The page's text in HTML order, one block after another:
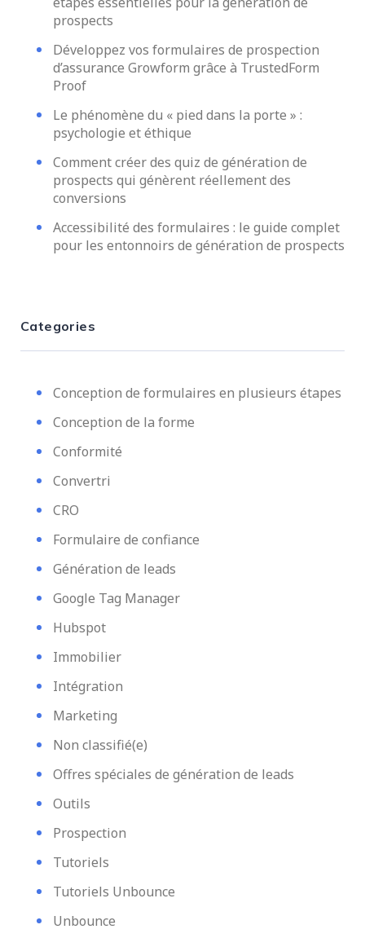
prospects
Développez vos formulaires de prospection
d’assurance Growform grâce à TrustedForm
Proof
Le phénomène du « pied dans la porte » :
psychologie et éthique
Comment créer des quiz de génération de
prospects qui génèrent réellement des
conversions
Accessibilité des formulaires : le guide complet
pour les entonnoirs de génération de prospects
Categories
Conception de formulaires en plusieurs étapes
Conception de la forme
Conformité
Convertri
CRO
Formulaire de confiance
Génération de leads
Google Tag Manager
Hubspot
Immobilier
Intégration
Marketing
Non classifié(e)
Offres spéciales de génération de leads
Outils
Prospection
Tutoriels
Tutoriels Unbounce
Unbounce